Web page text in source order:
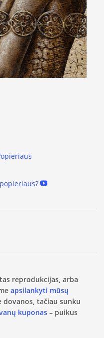
reprodukcijas, arba
apsilankyti mūsų
dovanos, tačiau sunku
kuponas – puikus